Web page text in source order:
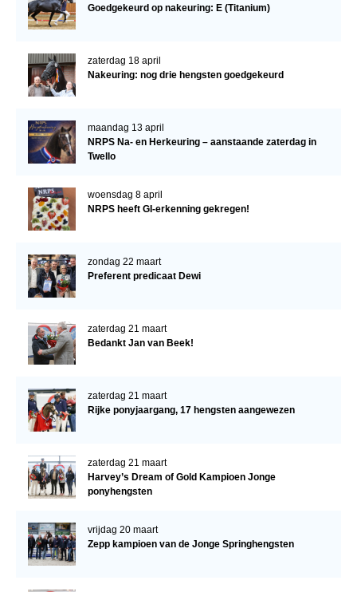
Evenementen
Goedgekeurd op nakeuring: E (Titanium)
zaterdag 18 april
Nakeuring: nog drie hengsten goedgekeurd
maandag 13 april
NRPS Na- en Herkeuring – aanstaande zaterdag in
Twello
woensdag 8 april
NRPS heeft GI-erkenning gekregen!
zondag 22 maart
Preferent predicaat Dewi
zaterdag 21 maart
Bedankt Jan van Beek!
zaterdag 21 maart
Rijke ponyjaargang, 17 hengsten aangewezen
zaterdag 21 maart
Harvey’s Dream of Gold Kampioen Jonge
ponyhengsten
vrijdag 20 maart
Zepp kampioen van de Jonge Springhengsten